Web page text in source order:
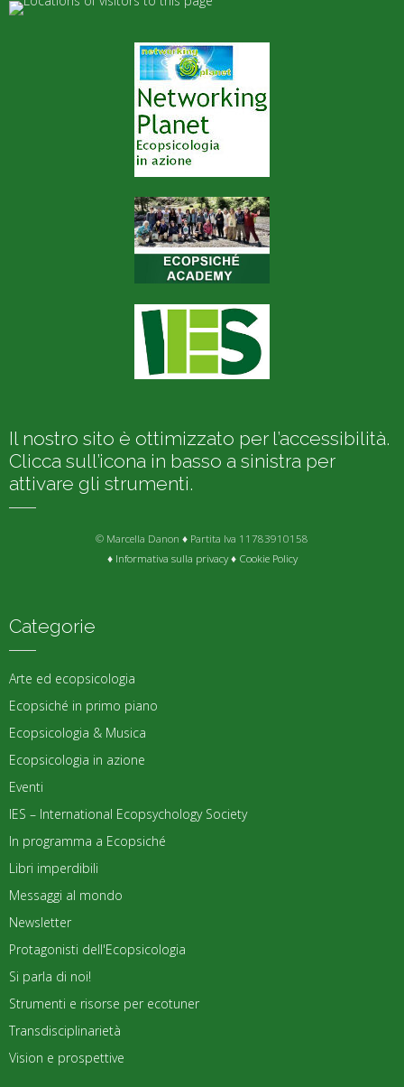
Il nostro sito è ottimizzato per l’accessibilità.
Clicca sull’icona in basso a sinistra per
attivare gli strumenti.
© Marcella Danon ♦ Partita Iva 11783910158
♦ Informativa sulla privacy♦ Cookie Policy
Categorie
Arte ed ecopsicologia
Ecopsiché in primo piano
Ecopsicologia & Musica
Ecopsicologia in azione
Eventi
IES – International Ecopsychology Society
In programma a Ecopsiché
Libri imperdibili
Messaggi al mondo
Newsletter
Protagonisti dell'Ecopsicologia
Si parla di noi!
Strumenti e risorse per ecotuner
Transdisciplinarietà
Vision e prospettive